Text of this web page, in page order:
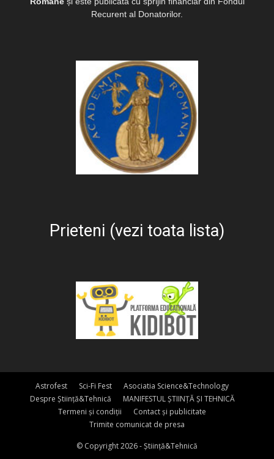
Recurent al Donatorilor.
Prieteni (vezi toata lista)
Astrofest Sci-Fi Fest
Asociatia Science&Technology
Despre Știință&Tehnică
MANIFESTUL ȘTIINȚĂ ȘI TEHNICĂ
Termeni și condiții
Contact și publicitate
Trimite comunicat de presa
© Copyright 2026 - Știință&Tehnică